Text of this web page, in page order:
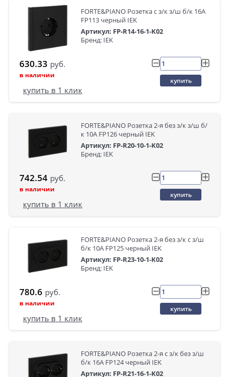
FORTE&PIANO Розетка с з/к з/ш б/к 16А
FP113 черный IEK
Артикул: FP-R14-16-1-K02
Бренд: IEK
630.33 руб.
в наличии
купить
купить в 1 клик
FORTE&PIANO Розетка 2-я без з/к з/ш б/
к 10А FP126 черный IEK
Артикул: FP-R20-10-1-K02
Бренд: IEK
742.54 руб.
в наличии
купить
купить в 1 клик
FORTE&PIANO Розетка 2-я без з/к с з/ш
б/к 10А FP125 черный IEK
Артикул: FP-R23-10-1-K02
Бренд: IEK
780.6 руб.
в наличии
купить
купить в 1 клик
FORTE&PIANO Розетка 2-я с з/к без з/ш
б/к 16А FP124 черный IEK
Артикул: FP-R21-16-1-K02